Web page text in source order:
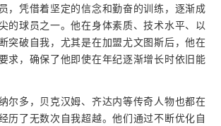
，凭借着坚定的信念和勤奋的训练，逐渐成
的球员之一。他在身体素质、技术水平、以
突破自我，尤其是在加盟尤文图斯后，他在
求，确保了他即使在年纪逐渐增长时依旧能
尔多，贝克汉姆、齐达内等传奇人物也都在
历了无数次自我超越。他们通过不断优化自